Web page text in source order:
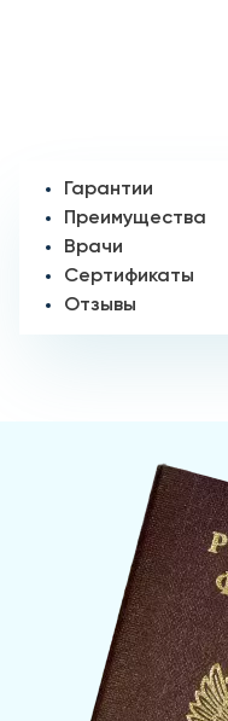
Гарантии
Преимущества
Врачи
Сертификаты
Отзывы